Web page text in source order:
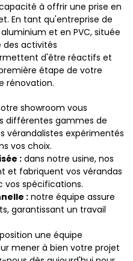
à offrir une prise en
En tant qu'entreprise de
et en PVC, située
des activités
d'être réactifs et
étape de votre
rénovation.
showroom vous
différentes gammes de
vérandalistes expérimentés
vos choix.
:dans notre usine, nos
et fabriquent vos vérandas
vos spécifications.
: notre équipe assure
garantissant un travail
une équipe
mener à bien votre projet